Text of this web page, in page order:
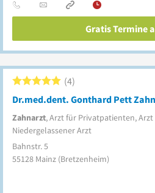
Gratis Termine
Dr.med.dent. Gonthard Pett
Zahnarzt, Arzt für Privatpatienten,
Niedergelassener Arzt
4
Bahnstr. 5
55128 Mainz (Bretzenheim)